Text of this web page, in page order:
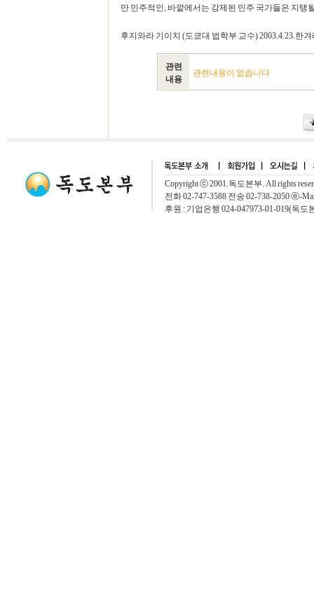
만 민주적인, 바깥에서는 강제된 민주 국가들은 지탱
후지와라 기이치 (도쿄대 법학부 교수) 2003.4.23.한
관련
내용
관련내용이 없습니다
Copyright ⓒ 2001.독도본부. All rights
전화 02-747-3588 전송 02-738-2050 ⓔ-
후원 : 기업은행 024-047973-01-019(독도